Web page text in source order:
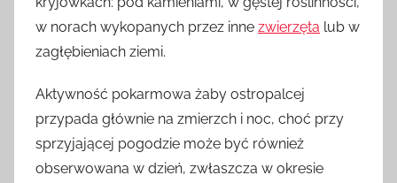
w norach wykopanych przez inne zwierzęta lub w
zagłębieniach ziemi.
Aktywność pokarmowa żaby ostropalcej
przypada głównie na zmierzch i noc, choć przy
sprzyjającej pogodzie może być również
obserwowana w dzień, zwłaszcza w okresie